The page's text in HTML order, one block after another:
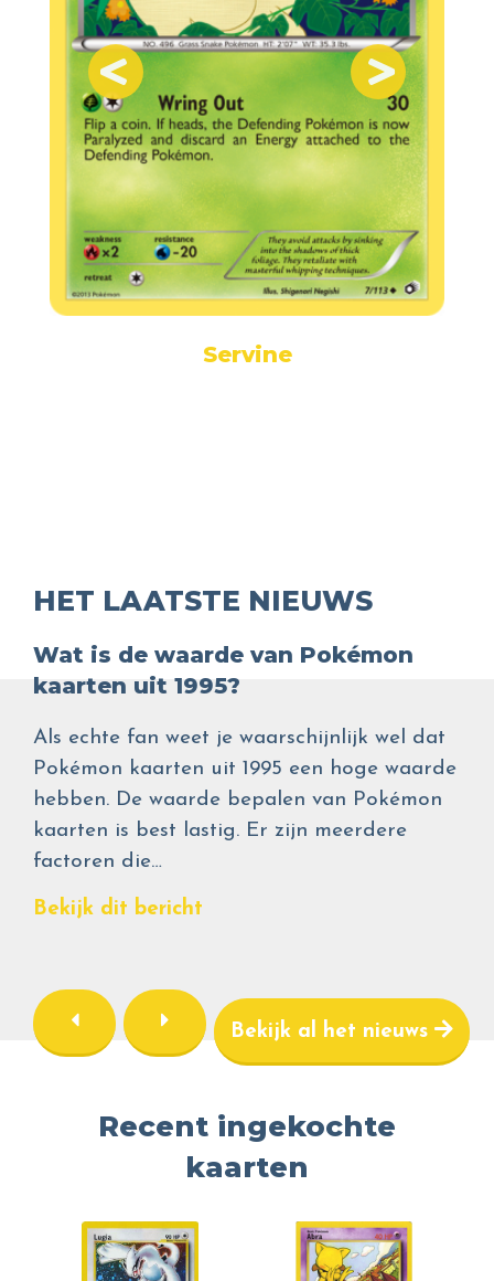
Servine
HET LAATSTE NIEUWS
Wat is de waarde van Pokémon
kaarten uit 1995?
Als echte fan weet je waarschijnlijk wel dat
Pokémon kaarten uit 1995 een hoge waarde
hebben. De waarde bepalen van Pokémon
kaarten is best lastig. Er zijn meerdere
factoren die…
Bekijk dit bericht
Bekijk al het nieuws
Recent ingekochte
kaarten